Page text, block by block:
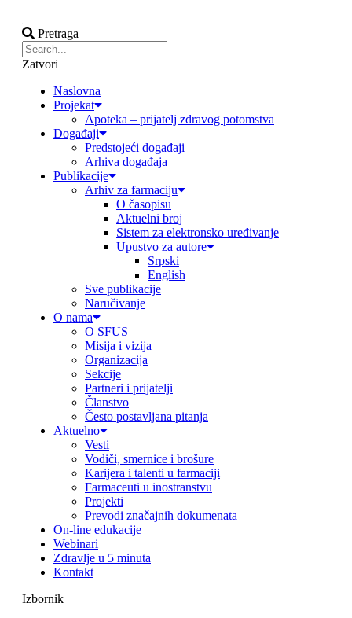
Pretraga
Zatvori
Naslovna
Projekat
Apoteka – prijatelj zdravog potomstva
Događaji
Predstojeći događaji
Arhiva događaja
Publikacije
Arhiv za farmaciju
O časopisu
Aktuelni broj
Sistem za elektronsko uređivanje
Upustvo za autore
Srpski
English
Sve publikacije
Naručivanje
O nama
O SFUS
Misija i vizija
Organizacija
Sekcije
Partneri i prijatelji
Članstvo
Često postavljana pitanja
Aktuelno
Vesti
Vodiči, smernice i brošure
Karijera i talenti u farmaciji
Farmaceuti u inostranstvu
Projekti
Prevodi značajnih dokumenata
On-line edukacije
Webinari
Zdravlje u 5 minuta
Kontakt
Izbornik